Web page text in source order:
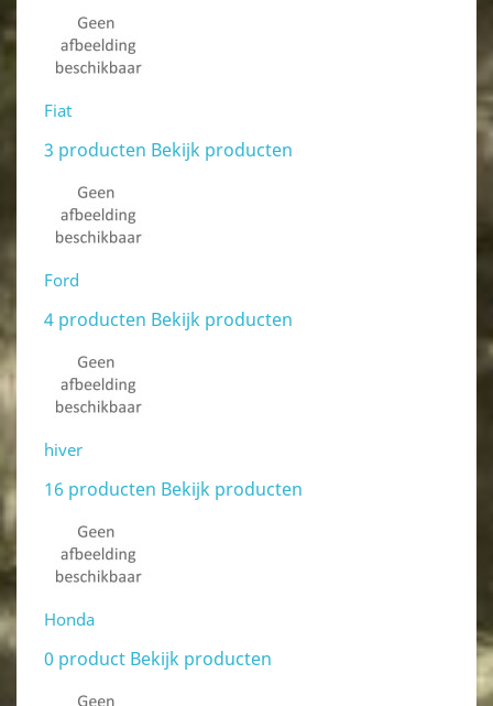
Fiat
3 producten Bekijk producten
Ford
4 producten Bekijk producten
hiver
16 producten Bekijk producten
Honda
0 product Bekijk producten